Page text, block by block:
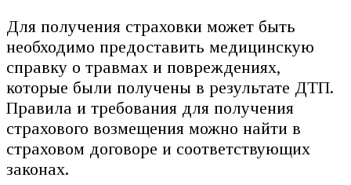
Для получения страховки может быть
необходимо предоставить медицинскую
справку о травмах и повреждениях,
которые были получены в результате ДТП.
Правила и требования для получения
страхового возмещения можно найти в
страховом договоре и соответствующих
законах.